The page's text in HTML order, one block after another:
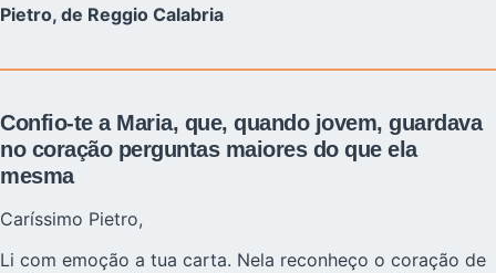
Pietro, de Reggio Calabria
Confio-te a Maria, que, quando jovem, guardava
no coração perguntas maiores do que ela
mesma
Caríssimo Pietro,
Li com emoção a tua carta. Nela reconheço o coração de